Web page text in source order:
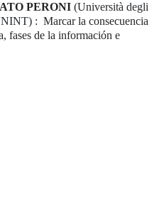
PERONI (Università degli
) : Marcar la consecuencia
fases de la información e